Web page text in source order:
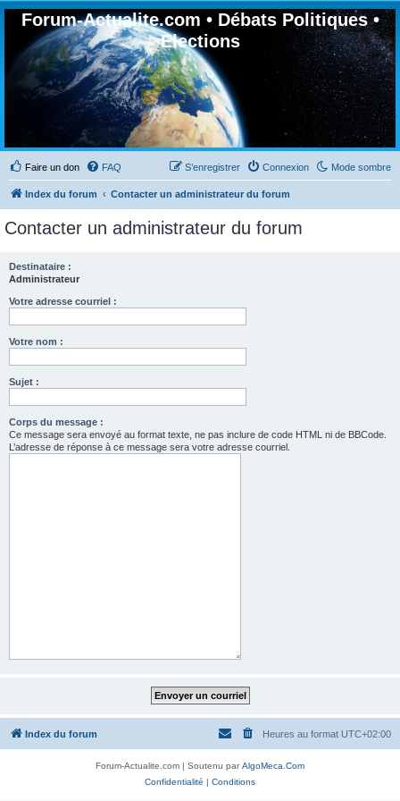
Forum-Actualite.com • Débats Politiques •
Elections
Faire un don Mode sombre
FAQ Connexion
S’enregistrer
Index du forum Contacter un administrateur du forum
Contacter un administrateur du forum
Destinataire :
Administrateur
Votre adresse courriel :
Votre nom :
Sujet :
Corps du message :
Ce message sera envoyé au format texte, ne pas inclure de code HTML ni de BBCode.
L’adresse de réponse à ce message sera votre adresse courriel.
Index du forum Heures au format UTC+02:00
Forum-Actualite.com | Soutenu parAlgoMeca.Com
Confidentialité | Conditions